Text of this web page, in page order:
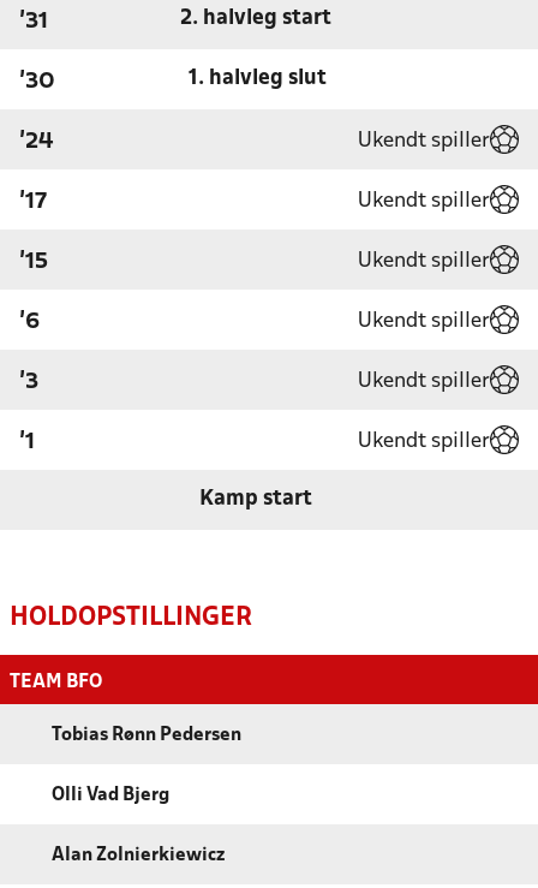
'31 2. halvleg start
'30 1. halvleg slut
'24 Ukendt spiller
'17 Ukendt spiller
'15 Ukendt spiller
'6 Ukendt spiller
'3 Ukendt spiller
'1 Ukendt spiller
Kamp start
HOLDOPSTILLINGER
TEAM BFO
Tobias Rønn Pedersen
Olli Vad Bjerg
Alan Zolnierkiewicz